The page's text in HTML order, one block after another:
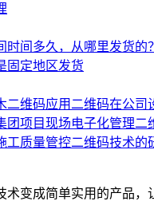
时间多久，从哪里发货的
固定地区发货
二维码应用 二维码在公司
团项目现场电子化管理二
工质量管控二维码技术的
术变成简单实用的产品，